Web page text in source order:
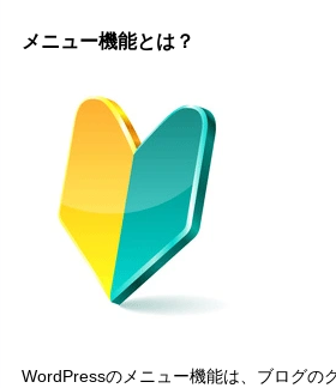
メニュー機能とは？
WordPressのメニュー機能は、ブログの